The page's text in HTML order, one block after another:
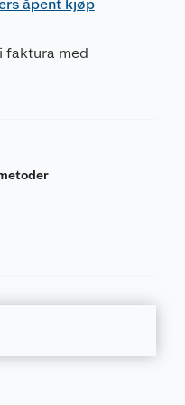
åpent kjøp
faktura med